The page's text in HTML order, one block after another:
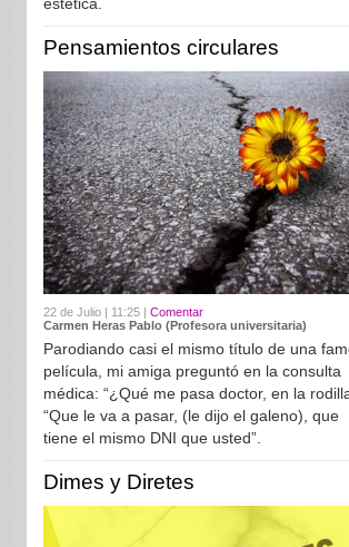
Pensamientos circulares
22 de Julio | 11:25 | Comentar
Carmen Heras Pablo (Profesora universitaria)
Parodiando casi el mismo título de una
película, mi amiga preguntó en la consulta
médica: “¿Qué me pasa doctor, en la
“Que le va a pasar, (le dijo el galeno), que
tiene el mismo DNI que usted”.
Dimes y Diretes